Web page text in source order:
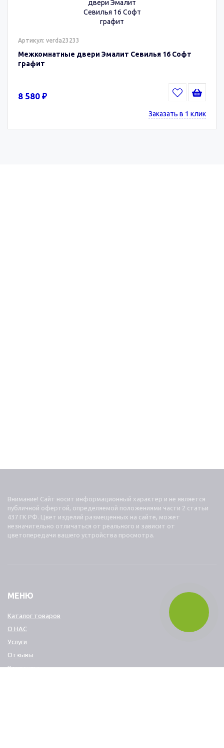
Артикул: verda23233
Межкомнатные двери Эмалит Севилья 16 Софт
графит
8 580 ₽
Заказать в 1 клик
Внимание! Сайт носит информационный характер и не является
публичной офертой, определяемой положениями части 2 статьи
437 ГК РФ. Цвет изделий размещенных на сайте, может
незначительно отличаться от реального и зависит от
цветопередачи вашего устройства просмотра.
МЕНЮ
Каталог товаров
О НАС
Услуги
Отзывы
Контакты